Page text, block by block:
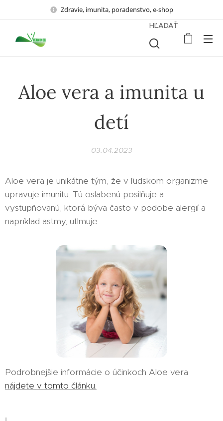
Zdravie, imunita, poradenstvo, e-shop
HĽADAŤ
Aloe vera a imunita u
detí
03.04.2023
Aloe vera je unikátne tým, že v ľudskom organizme
upravuje imunitu. Tú oslabenú posilňuje a
vystupňovanú, ktorá býva často v podobe alergií a
napríklad astmy, utlmuje.
Podrobnejšie informácie o účinkoch Aloe vera
nájdete v tomto článku.